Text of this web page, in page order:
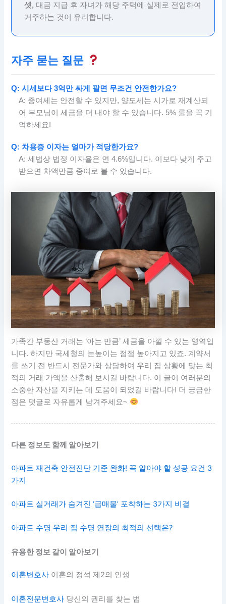
셋, 대금 지급 후 자녀가 해당 주택에 실제로 전입하여
거주하는 것이 유리합니다.
자주 묻는 질문
Q: 시세보다 3억만 싸게 팔면 무조건 안전한가요?
A: 증여세는 안전할 수 있지만, 양도세는 시가로 재계산되
어 부모님이 세금을 더 내야 할 수 있습니다. 5% 룰을 꼭 기
억하세요!
Q: 차용증 이자는 얼마가 적당한가요?
A: 세법상 법정 이자율은 연 4.6%입니다. 이보다 낮게 주고
받으면 차액만큼 증여로 볼 수 있습니다.
가족간 부동산 거래는 ‘아는 만큼’ 세금을 아낄 수 있는 영역입
니다. 하지만 국세청의 눈높이는 점점 높아지고 있죠. 계약서
를 쓰기 전 반드시 전문가와 상담하여 우리 집 상황에 맞는 최
적의 거래 가액을 산출해 보시길 바랍니다. 이 글이 여러분의
소중한 자산을 지키는 데 도움이 되었길 바랍니다! 더 궁금한
점은 댓글로 자유롭게 남겨주세요~
다른 정보도 함께 알아보기
아파트 재건축 안전진단 기준 완화! 꼭 알아야 할 성공 요건 3
가지
아파트 실거래가 숨겨진 ‘급매물’ 포착하는 3가지 비결
아파트 수명 우리 집 수명 연장의 최적의 선택은?
유용한 정보 같이 알아보기
이혼변호사 이혼의 정석 제2의 인생
이혼전문변호사 당신의 권리를 찾는 법